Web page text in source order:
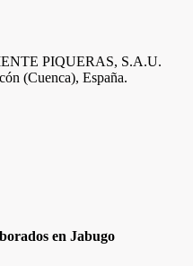
PIQUERAS, S.A.U.
(Cuenca), España.
en Jabugo